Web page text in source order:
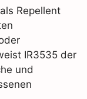
Repellent
IR3535 der
und